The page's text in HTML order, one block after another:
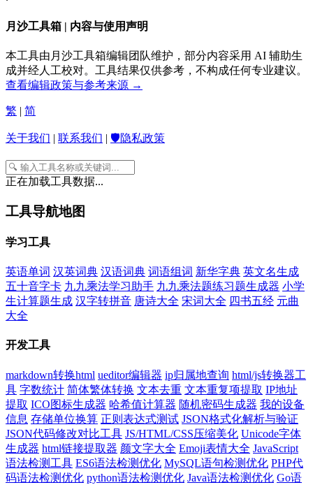
月沙工具箱 | 内容与使用声明
本工具由月沙工具箱编辑团队维护，部分内容采用 AI 辅助生
成并经人工校对。工具结果仅供参考，不构成任何专业建议。
查看编辑政策与参考来源 →
繁 | 简
关于我们 | 联系我们 | 🛡️隐私政策
正在加载工具数据...
工具导航地图
学习工具
英语单词 汉英词典 汉语词典 词语组词 新华字典 英文名生成
五十音字卡 九九乘法学习助手 九九乘法题练习题生成器 小学
生计算题生成 汉字转拼音 唐诗大全 宋词大全 四书五经 元曲
大全
开发工具
markdown转换html ueditor编辑器 ip归属地查询 html/js转换器工
具 字数统计 简体繁体转换 文本去重 文本重复项提取 IP地址
提取 ICO图标生成器 哈希值计算器 随机密码生成器 我的设备
信息 存储单位换算 正则表达式测试 JSON格式化解析与验证
JSON代码修改对比工具 JS/HTML/CSS压缩美化 Unicode字体
生成器 html链接提取器 颜文字大全 Emoji表情大全 JavaScript
语法检测工具 ES6语法检测优化 MySQL语句检测优化 PHP代
码语法检测优化 python语法检测优化 Java语法检测优化 Go语